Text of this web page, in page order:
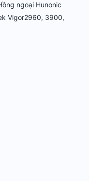
ngoại Hunonic
Vigor2960, 3900,